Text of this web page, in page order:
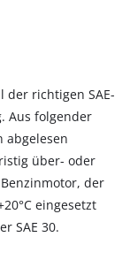
der richtigen SAE-
Aus folgender
abgelesen
über- oder
der
eingesetzt
SAE 30.